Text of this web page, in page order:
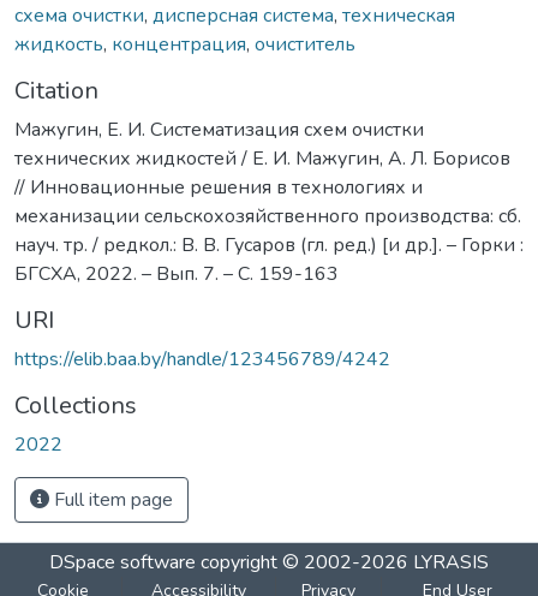
схема очистки, дисперсная система, техническая
жидкость, концентрация, очиститель
Citation
Мажугин, Е. И. Систематизация схем очистки
технических жидкостей / Е. И. Мажугин, А. Л. Борисов
// Инновационные решения в технологиях и
механизации сельскохозяйственного производства: сб.
науч. тр. / редкол.: В. В. Гусаров (гл. ред.) [и др.]. – Горки :
БГСХА, 2022. – Вып. 7. – С. 159-163
URI
https://elib.baa.by/handle/123456789/4242
Collections
2022
Full item page
DSpace software copyright © 2002-2026 LYRASIS
Cookie Accessibility Privacy End User